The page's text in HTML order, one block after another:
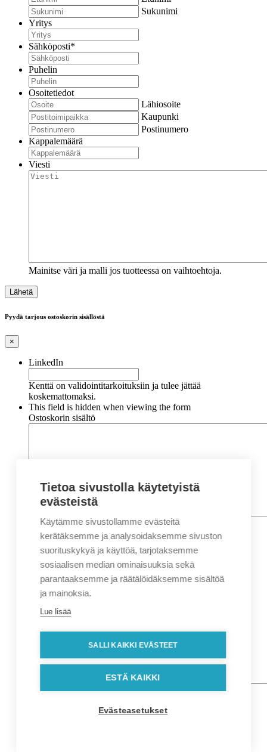
Sukunimi
Yritys
Sähköposti*
Puhelin
Osoitetiedot
Lähiosoite
Kaupunki
Postinumero
Kappalemäärä
Viesti
Mainitse väri ja malli jos tuotteessa on vaihtoehtoja.
Pyydä tarjous ostoskorin sisällöstä
×
LinkedIn
Kenttä on validointitarkoituksiin ja tulee jättää
koskemattomaksi.
This field is hidden when viewing the form
Ostoskorin sisältö
Nimi*
Etunimi
Sukunimi
Sähköposti*
Puhelin*
Osoitetiedot
Lähiosoite
Postinumero
Tietoa sivustolla käytetyistä
evästeistä
Käytämme sivustollamme evästeitä
kerätäksemme ja analysoidaksemme sivuston
suorituskykyä ja käyttöä, tarjotaksemme
sosiaalisen median ominaisuuksia sekä
parantaaksemme ja räätälöidäksemme sisältöä
ja mainoksia.
Lue lisää
SALLI KAIKKI EVÄSTEET
ESTÄ KAIKKI
Evästeasetukset